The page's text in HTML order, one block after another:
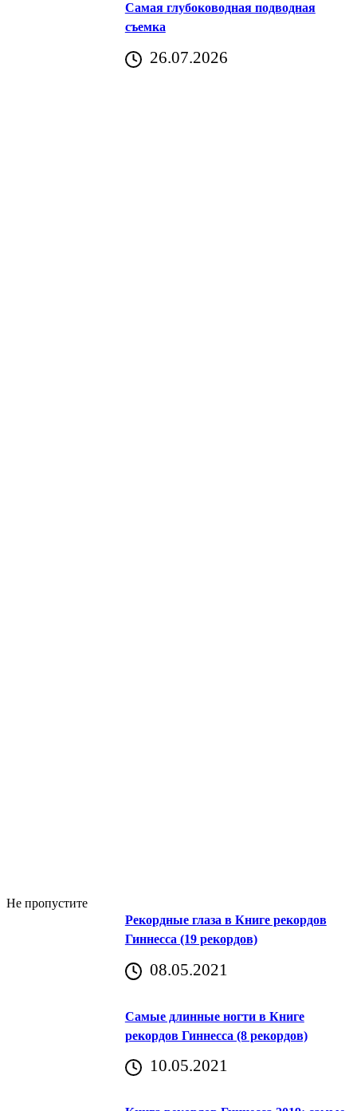
Самая глубоководная подводная
съемка
26.07.2026
Не пропустите
Рекордные глаза в Книге рекордов
Гиннесса (19 рекордов)
08.05.2021
Самые длинные ногти в Книге
рекордов Гиннесса (8 рекордов)
10.05.2021